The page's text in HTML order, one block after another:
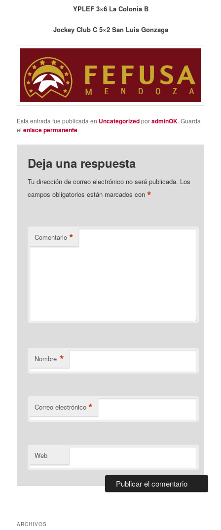
YPLEF 3×6 La Colonia B
Jockey Club C 5×2 San Luis Gonzaga
Esta entrada fue publicada en UncategorizedporadminOK. Guarda
elenlace permanente.
Deja una respuesta
Tu dirección de correo electrónico no será publicada. Los
campos obligatorios están marcados con*
Comentario *
Nombre *
Correo electrónico *
Web
ARCHIVOS